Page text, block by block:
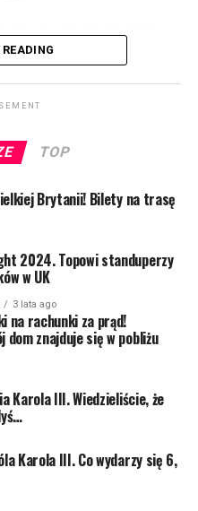
zatwierdzona, a
na podstawie
to kwota 301 funtów.
jesienią 2023 i
Z kolei wiosną 2024
kolejny bonus – tym
władze planują pomoc
cieszyć. Z drugiej
transze oznacza, że
nie będzie.
Universal
liczyć emeryci oraz
wypłacane latem 2023,
TOP
Brytanii! Bilety na trasę
2024. Topowi standuperzy
w UK
3 lata ago
na rachunki za prąd!
dom znajduje się w pobliżu
Karola III. Wiedzieliście, że
Karola III. Co wydarzy się 6,